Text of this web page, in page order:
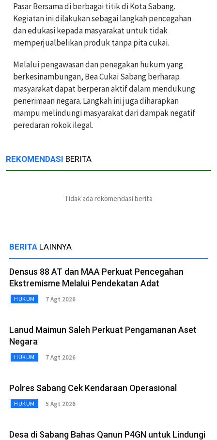
Pasar Bersama di berbagai titik di Kota Sabang.
Kegiatan ini dilakukan sebagai langkah pencegahan
dan edukasi kepada masyarakat untuk tidak
memperjualbelikan produk tanpa pita cukai.
Melalui pengawasan dan penegakan hukum yang
berkesinambungan, Bea Cukai Sabang berharap
masyarakat dapat berperan aktif dalam mendukung
penerimaan negara. Langkah ini juga diharapkan
mampu melindungi masyarakat dari dampak negatif
peredaran rokok ilegal.
REKOMENDASI BERITA
Tidak ada rekomendasi berita
BERITA LAINNYA
Densus 88 AT dan MAA Perkuat Pencegahan
Ekstremisme Melalui Pendekatan Adat
HUKUM 7 Agt 2026
Lanud Maimun Saleh Perkuat Pengamanan Aset
Negara
HUKUM 7 Agt 2026
Polres Sabang Cek Kendaraan Operasional
HUKUM 5 Agt 2026
Desa di Sabang Bahas Qanun P4GN untuk Lindungi